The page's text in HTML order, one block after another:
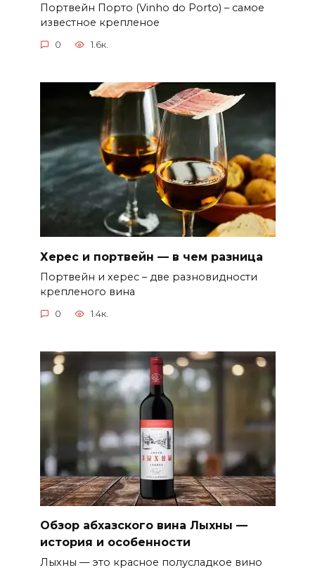
Портвейн Порто (Vinho do Porto) – самое
известное крепленое
0 1.6к.
Херес и портвейн — в чем разница
Портвейн и херес – две разновидности
крепленого вина
0 1.4к.
Обзор абхазского вина Лыхны —
история и особенности
Лыхны — это красное полусладкое вино